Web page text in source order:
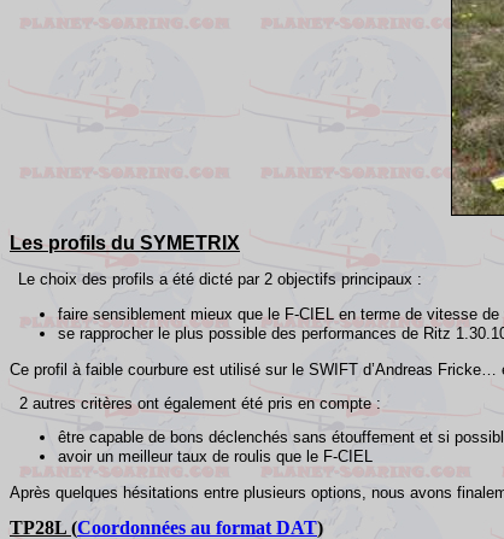
Les profils du SYMETRIX
Le choix des profils a été dicté par 2 objectifs principaux :
faire sensiblement mieux que le F-CIEL en terme de vitesse
se rapprocher le plus possible des performances de Ritz
Ce profil à faible courbure est utilisé sur le SWIFT d’Andreas Fricke …
2 autres critères ont également été pris en compte :
être capable de bons déclenchés sans étouffement et si
avoir un meilleur taux de roulis que le F-CIEL
Après quelques hésitations entre plusieurs options, nous avons
TP28L (Coordonnées au format DAT)